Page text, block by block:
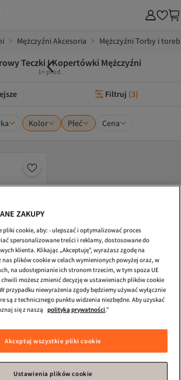
Mężczyźni Akcesoria Mężczyźni Torby i
Teczki I Kopertówki Mężczyźni
1+ prod.
Filtruj (3)
Kolor Płeć Cena
męska
ZAKUPY
pliki cookie, aby: - ulepszać i optymalizować proces
spersonalizowane treści i reklamy, dostosowane do
klienta. Klikając „Akceptuję”, wyrażasz zgodę na
plików cookie w celach wymienionych powyżej oraz, w
na udostępnianie ich stronom trzecim, w tym spoza UE
chwili możesz zmienić decyzję w ustawieniach plików cookie
przypadku niewyrażenia zgody będziemy używać wyłącznie
są z technicznego punktu widzenia niezbędne. Aby uzyskać
się z naszą polityką prywatności."
Akceptuj wszystkie pliki cookie
Ustawienia plików cookie